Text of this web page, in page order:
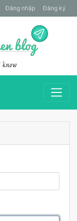
Đăng nhập Đăng ký